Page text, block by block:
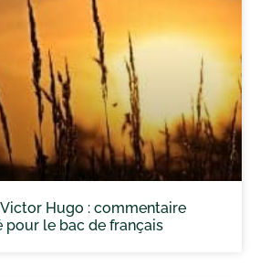
Hugo : commentaire
pour le bac de français